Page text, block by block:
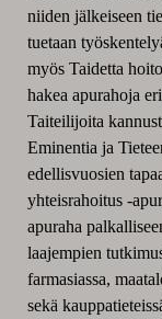
niiden jälkeiseen
tuetaan
myös Taidetta
hakea apurahoja
Taiteilijoita
Eminentia ja
edellisvuosien
yhteisrahoitus -
apuraha
laajempien
farmasiassa,
sekä